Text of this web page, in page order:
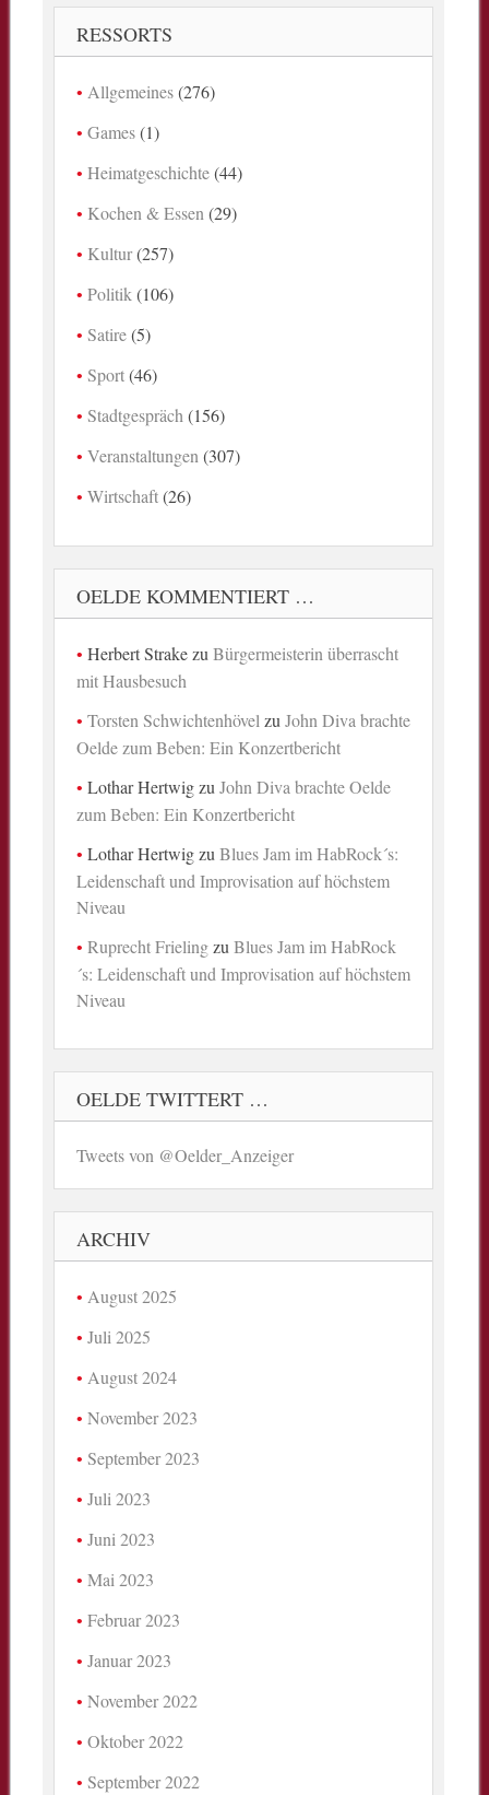
RESSORTS
Allgemeines(276)
Games(1)
Heimatgeschichte(44)
Kochen & Essen(29)
Kultur(257)
Politik(106)
Satire(5)
Sport(46)
Stadtgespräch(156)
Veranstaltungen(307)
Wirtschaft(26)
OELDE KOMMENTIERT …
Herbert StrakezuBürgermeisterin überrascht
mit Hausbesuch
Torsten SchwichtenhövelzuJohn Diva brachte
Oelde zum Beben: Ein Konzertbericht
Lothar HertwigzuJohn Diva brachte Oelde
zum Beben: Ein Konzertbericht
Lothar HertwigzuBlues Jam im HabRock´s:
Leidenschaft und Improvisation auf höchstem
Niveau
Ruprecht FrielingzuBlues Jam im HabRock
´s: Leidenschaft und Improvisation auf höchstem
Niveau
OELDE TWITTERT …
Tweets von @Oelder_Anzeiger
ARCHIV
August 2025
Juli 2025
August 2024
November 2023
September 2023
Juli 2023
Juni 2023
Mai 2023
Februar 2023
Januar 2023
November 2022
Oktober 2022
September 2022